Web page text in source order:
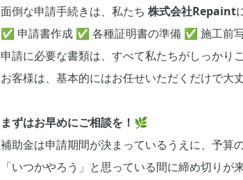
面倒な申請手続きは、私たち 株式会社Repaint
✅ 申請書作成 ✅ 各種証明書の準備 ✅ 施工前
申請に必要な書類は、すべて私たちがしっかり
お客様は、基本的にはお任せいただくだけで大
まずはお早めにご相談を！🌿
補助金は申請期間が決まっているうえに、予算
「いつかやろう」と思っている間に締め切り